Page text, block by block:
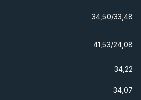
34,50/33,48
41,53/24,08
34,22
34,07